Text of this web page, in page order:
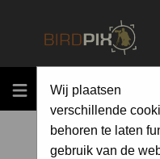
MENU
Wij plaatsen
verschillende
behoren te laten
gebruik van de